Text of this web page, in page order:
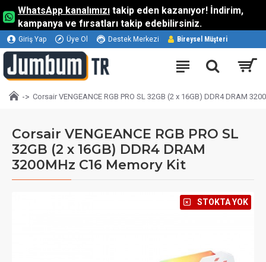
WhatsApp kanalımızı takip eden kazanıyor! İndirim,
kampanya ve fırsatları takip edebilirsiniz.
Giriş Yap Üye Ol Destek Merkezi Bireysel Müşteri
Corsair VENGEANCE RGB PRO SL 32GB (2 x 16GB) DDR4 DRAM
Corsair VENGEANCE RGB PRO SL
32GB (2 x 16GB) DDR4 DRAM
3200MHz C16 Memory Kit
⠀STOKTA YOK